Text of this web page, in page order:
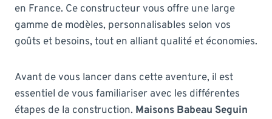
en France. Ce constructeur vous offre une large
gamme de modèles, personnalisables selon vos
goûts et besoins, tout en alliant qualité et économies.
Avant de vous lancer dans cette aventure, il est
essentiel de vous familiariser avec les différentes
étapes de la construction. Maisons Babeau Seguin